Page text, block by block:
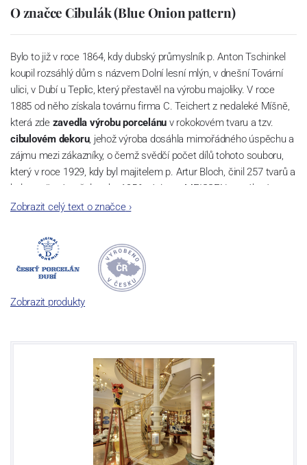
O značce Cibulák (Blue Onion pattern)
Bylo to již v roce 1864, kdy dubský průmyslník p. Anton Tschinkel
koupil rozsáhlý dům s názvem Dolní lesní mlýn, v dnešní Tovární
ulici, v Dubí u Teplic, který přestavěl na výrobu majoliky. V roce
1885 od něho získala továrnu firma C. Teichert z nedaleké Míšně,
která zde zavedla výrobu porcelánu v rokokovém tvaru a tzv.
cibulovém dekoru, jehož výroba dosáhla mimořádného úspěchu a
zájmu mezi zákazníky, o čemž svědčí počet dílů tohoto souboru,
který v roce 1929, kdy byl majitelem p. Artur Bloch, činil 257 tvarů a
byl označován až do roku 1956 nápisem MEISSEN v oválovém
rámečku.
počet jeho dílů v cibulovém provedení je 850 tvarů. Tyto výrobky
jsou garantovány Asociací sklářského a keramického průmyslu
České republiky jako „Český výrobek
Zobrazit celý text o značce›
Zobrazit produkty